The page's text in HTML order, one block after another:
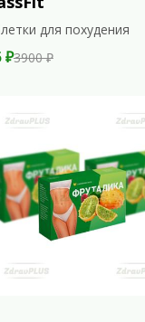
для похудения
₽3900 ₽